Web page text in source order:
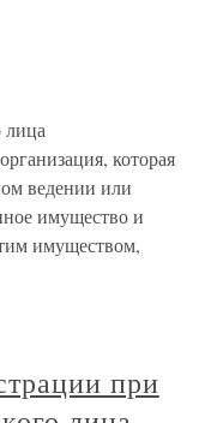
которая
ведении или
имущество и
имуществом,
при